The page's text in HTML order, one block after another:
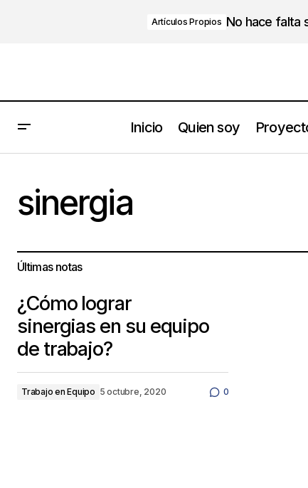
Artículos Propios No hace falta
Inicio Quien soy
sinergia
Últimas notas
¿Cómo lograr
sinergias en su equipo
de trabajo?
Trabajo en Equipo 5 octubre, 2020 0